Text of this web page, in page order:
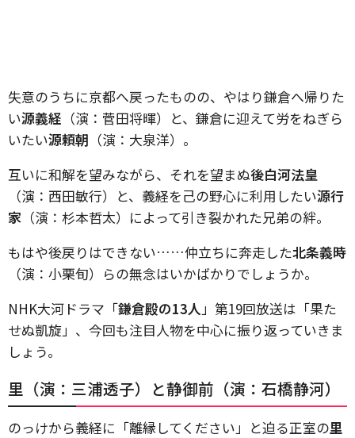
失意のうちに京都へ戻ったものの、やはり鎌倉へ帰りた
い源義経 （演：菅田将暉）と、鎌倉に迎えて労をねぎら
いたい源頼朝 （演：大泉洋）。
互いに和解を望みながら、それを望まぬ後白河法皇
（演：西田敏行）と、義経を己の野心に利用したい源行
家 （演：杉本哲太）によって引き裂かれた兄弟の絆。
もはや後戻りはできない……仲立ちに奔走した北条義時
（演：小栗旬）らの無念はいかばかりでしょうか。
NHK大河ドラマ「鎌倉殿の13人」第19回放送は「果た
せぬ凱旋」、今回も注目人物を中心に振り返っていきま
しょう。
里（演：三浦透子）と静御前（演：石橋静河）
のっけから義経に「離縁してください」と迫る正室の里